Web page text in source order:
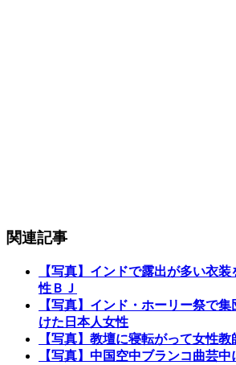
関連記事
【写真】インドで露出が多い衣
性ＢＪ
【写真】インド・ホーリー祭で
けた日本人女性
【写真】教壇に寝転がって女性
【写真】中国空中ブランコ曲芸